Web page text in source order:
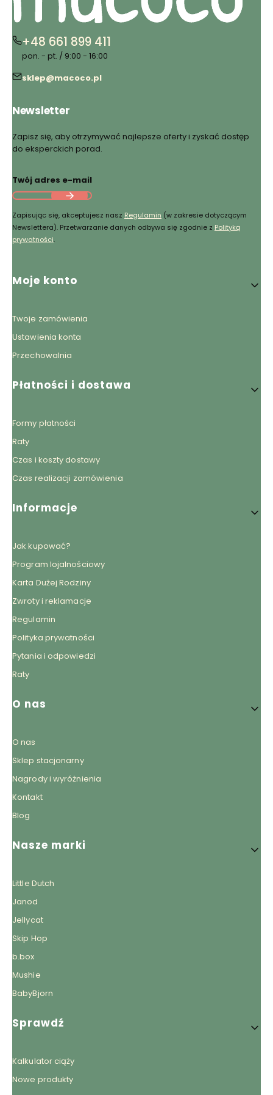
+48 661 899 411
pon. - pt. / 9:00 - 16:00
sklep@macoco.pl
Newsletter
Zapisz się, aby otrzymywać najlepsze oferty i zyskać dostęp
do eksperckich porad.
Twój adres e-mail
Zapisując się, akceptujesz nasz Regulamin (w zakresie dotyczącym
Newslettera). Przetwarzanie danych odbywa się zgodnie z Polityką
prywatności.
Linki w stopce
Moje konto
Twoje zamówienia
Ustawienia konta
Przechowalnia
Płatności i dostawa
Formy płatności
Raty
Czas i koszty dostawy
Czas realizacji zamówienia
Informacje
Jak kupować?
Program lojalnościowy
Karta Dużej Rodziny
Zwroty i reklamacje
Regulamin
Polityka prywatności
Pytania i odpowiedzi
Raty
O nas
O nas
Sklep stacjonarny
Nagrody i wyróżnienia
Kontakt
Blog
Nasze marki
Little Dutch
Janod
Jellycat
Skip Hop
b.box
Mushie
BabyBjorn
Sprawdź
Kalkulator ciąży
Nowe produkty